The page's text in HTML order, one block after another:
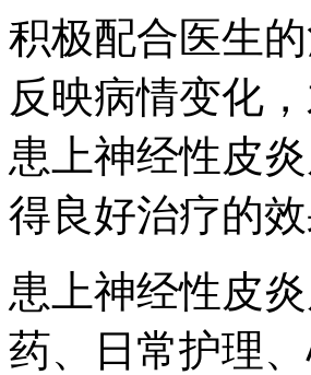
积极配合医生
反映病情变化
患上神经性皮
得良好治疗的
患上神经性皮
药、日常护理